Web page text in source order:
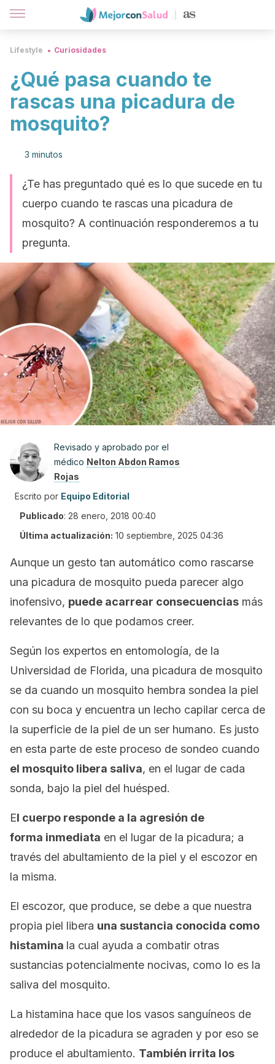
Lifestyle Curiosidades
¿Qué pasa cuando te
rascas una picadura de
mosquito?
3 minutos
¿Te has preguntado qué es lo que sucede en tu
cuerpo cuando te rascas una picadura de
mosquito? A continuación responderemos a tu
pregunta.
Revisado y aprobado por el
médico Nelton Abdon Ramos
Rojas
Escrito por Equipo Editorial
Publicado: 28 enero, 2018 00:40
Última actualización: 10 septiembre, 2025 04:36
Aunque un gesto tan automático como rascarse
una picadura de mosquito pueda parecer algo
inofensivo, puede acarrear consecuencias más
relevantes de lo que podamos creer.
Según los expertos en entomología, de la
Universidad de Florida, una picadura de mosquito
se da cuando un mosquito hembra sondea la piel
con su boca y encuentra un lecho capilar cerca de
la superficie de la piel de un ser humano. Es justo
en esta parte de este proceso de sondeo cuando
el mosquito libera saliva, en el lugar de cada
sonda, bajo la piel del huésped.
El cuerpo responde a la agresión de
forma inmediata en el lugar de la picadura; a
través del abultamiento de la piel y el escozor en
la misma.
El escozor, que produce, se debe a que nuestra
propia piel libera una sustancia conocida como
histamina la cual ayuda a combatir otras
sustancias potencialmente nocivas, como lo es la
saliva del mosquito.
La histamina hace que los vasos sanguíneos de
alrededor de la picadura se agraden y por eso se
produce el abultamiento. También irrita los